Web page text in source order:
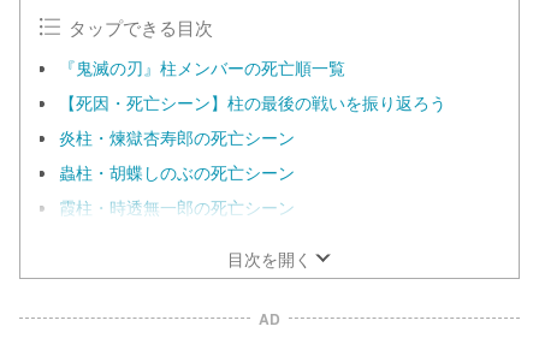
タップできる目次
『鬼滅の刃』柱メンバーの死亡順一覧
【死因・死亡シーン】柱の最後の戦いを振り返ろう
炎柱・煉獄杏寿郎の死亡シーン
蟲柱・胡蝶しのぶの死亡シーン
霞柱・時透無一郎の死亡シーン
目次を開く
AD